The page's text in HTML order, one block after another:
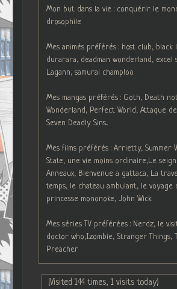
Mon but dans la vie : conquérir le
drosophile
Mes animés préférés : host club, black
durarara, deadman wonderland, excel
Lagann, samurai champloo
Mes mangas préférés : Goth, Death
Wonderland, Perfect World, Attaque
Seven Deadly Sins...
Mes films préférés : Arrietty, Summer
State, une vie moins ordinaire,Le
Anneaux, Bienvenue a gattaca, La
temps, le chateau ambulant, le voyage
princesse mononoke, John Wick
Mes séries TV préférées : Nerdz, le
doctor who,Izombie, Stranger Things,
Preacher
(Visited 144 times, 1 visits today)